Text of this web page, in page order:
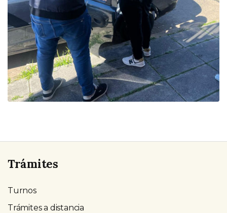
Trámites
Turnos
Trámites a distancia